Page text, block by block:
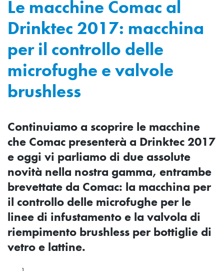
Le macchine Comac al
Drinktec 2017: macchina
per il controllo delle
microfughe e valvole
brushless
Continuiamo a scoprire le macchine
che Comac presenterà a Drinktec 2017
e oggi vi parliamo di due assolute
novità nella nostra gamma, entrambe
brevettate da Comac: la macchina per
il controllo delle microfughe per le
linee di infustamento e la valvola di
riempimento brushless per bottiglie di
vetro e lattine.